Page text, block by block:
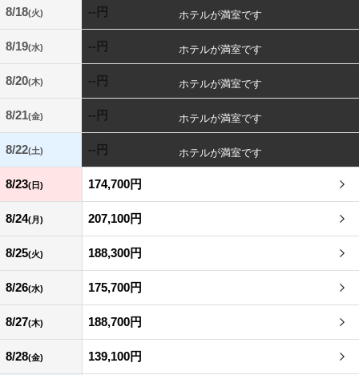
8/18(火) --円
8/19(水) --円
8/20(木) --円
8/21(金) --円
8/22(土) --円
8/23(日) 174,700円
8/24(月) 207,100円
8/25(火) 188,300円
8/26(水) 175,700円
8/27(木) 188,700円
8/28(金) 139,100円